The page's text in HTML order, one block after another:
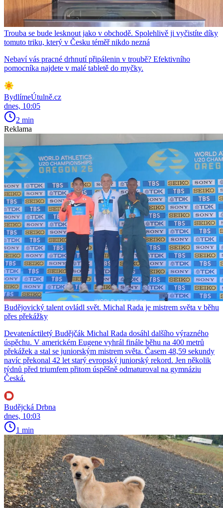
Trouba se bude lesknout jako v obchodě. Spolehlivě ji vyčistíte díky
tomuto triku, který v Česku téměř nikdo nezná
Nebaví vás pracné drhnutí připálenin v troubě? Efektivního
pomocníka najdete v malé tabletě do myčky.
BydlímeÚtulně.cz
dnes, 10:05
2 min
Reklama
Budějovický talent ovládl svět. Michal Rada je mistrem světa v běhu
přes překážky
Devatenáctiletý Budějčák Michal Rada dosáhl dalšího výrazného
úspěchu. V americkém Eugene vyhrál finále běhu na 400 metrů
překážek a stal se juniorským mistrem světa. Časem 48,59 sekundy
navíc překonal 42 let starý evropský juniorský rekord. Jen několik
týdnů před triumfem přitom úspěšně odmaturoval na gymnáziu
Česká.
Budějcká Drbna
dnes, 10:03
1 min